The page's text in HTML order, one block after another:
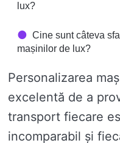
lux?
Cine sunt câteva
mașinilor de lux?
Personalizarea
excelentă de a
transport fiecare
incomparabil și